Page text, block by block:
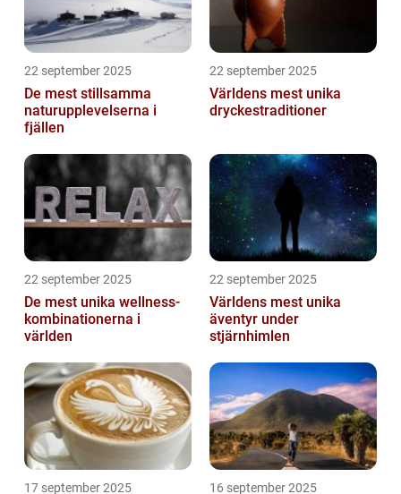
22 september 2025
De mest stillsamma
naturupplevelserna i
fjällen
22 september 2025
Världens mest unika
dryckestraditioner
22 september 2025
De mest unika wellness-
kombinationerna i
världen
22 september 2025
Världens mest unika
äventyr under
stjärnhimlen
17 september 2025 16 september 2025